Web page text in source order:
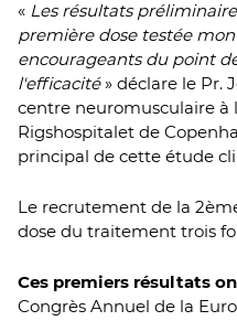
« Les résultats
première dose testée
encourageants du point
l'efficacité» déclare le Pr.
centre neuromusculaire à
Rigshospitalet de
principal de cette étude
Le recrutement de la
dose du traitement trois
Ces premiers résultats
Congrès Annuel de la